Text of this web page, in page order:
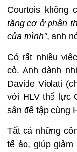
Courtois không
tăng cơ ở phần
của mình", anh
Có rất nhiều
cỏ. Anh dành
Davide Violati
với HLV thể lực
sân để tập cùng
Tất cả những
tế ảo, giúp giảm